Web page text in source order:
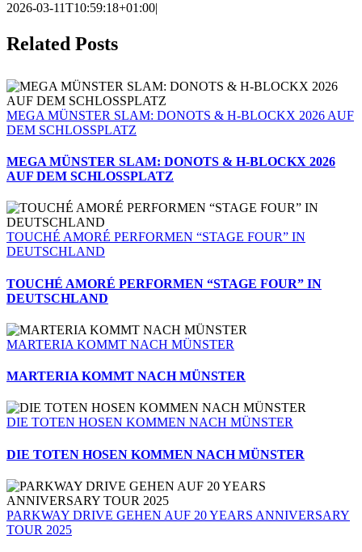
2026-03-11T10:59:18+01:00|
Related Posts
MEGA MÜNSTER SLAM: DONOTS & H-BLOCKX 2026 AUF
DEM SCHLOSSPLATZ
MEGA MÜNSTER SLAM: DONOTS & H-BLOCKX 2026
AUF DEM SCHLOSSPLATZ
TOUCHÉ AMORÉ PERFORMEN “STAGE FOUR” IN
DEUTSCHLAND
TOUCHÉ AMORÉ PERFORMEN “STAGE FOUR” IN
DEUTSCHLAND
MARTERIA KOMMT NACH MÜNSTER
MARTERIA KOMMT NACH MÜNSTER
DIE TOTEN HOSEN KOMMEN NACH MÜNSTER
DIE TOTEN HOSEN KOMMEN NACH MÜNSTER
PARKWAY DRIVE GEHEN AUF 20 YEARS ANNIVERSARY
TOUR 2025